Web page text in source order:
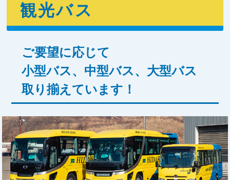
観光バス
ご要望に応じて
小型バス、中型バス、大型バス
取り揃えています！